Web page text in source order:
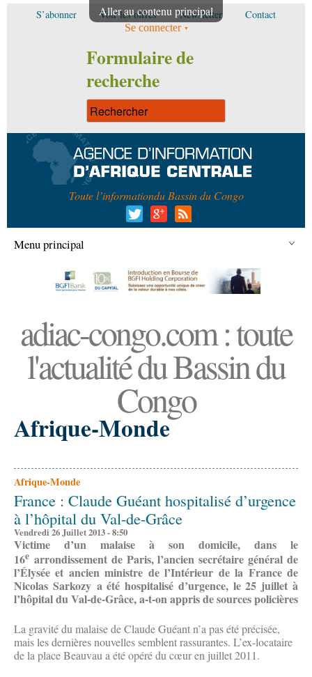
Aller au contenu principal
S’abonner Voir les offres Newsletter Contact
Se connecter
Formulaire de
recherche
Toute l’informationdu Bassin du Congo
Menu principal
adiac-congo.com : toute
l'actualité du Bassin du
Congo
Afrique-Monde
Afrique-Monde
France : Claude Guéant hospitalisé d’urgence
à l’hôpital du Val-de-Grâce
Vendredi 26 Juillet 2013 - 8:50
Victime d’un malaise à son domicile, dans le
16e arrondissement de Paris, l’ancien secrétaire général de
l’Élysée et ancien ministre de l’Intérieur de la France de
Nicolas Sarkozy a été hospitalisé d’urgence, le 25 juillet à
l’hôpital du Val-de-Grâce, a-t-on appris de sources policières
La gravité du malaise de Claude Guéant n’a pas été précisée,
mais les dernières nouvelles semblent rassurantes. L’ex-locataire
de la place Beauvau a été opéré du cœur en juillet 2011.